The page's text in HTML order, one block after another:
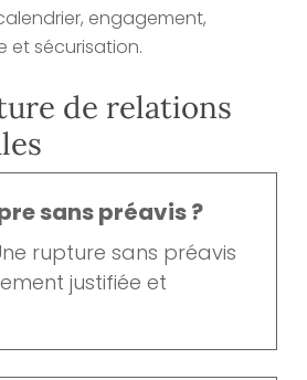
engagement,
et sécurisation.
de relations
sans préavis ?
rupture sans préavis
justifiée et